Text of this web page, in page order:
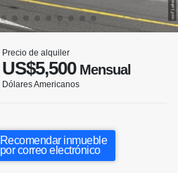
Precio de alquiler
US$5,500Mensual
Dólares Americanos
Recomendar inmueble
por correo electrónico